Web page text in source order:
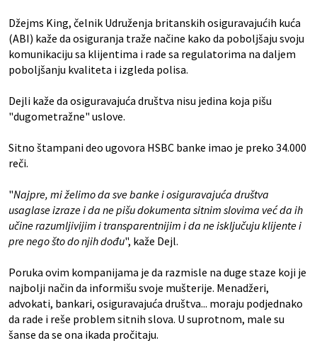
Džejms King, čelnik Udruženja britanskih osiguravajućih kuća
(ABI) kaže da osiguranja traže načine kako da poboljšaju svoju
komunikaciju sa klijentima i rade sa regulatorima na daljem
poboljšanju kvaliteta i izgleda polisa.
Dejli kaže da osiguravajuća društva nisu jedina koja pišu
"dugometražne" uslove.
Sitno štampani deo ugovora HSBC banke imao je preko 34.000
reči.
"Najpre, mi želimo da sve banke i osiguravajuća društva
usaglase izraze i da ne pišu dokumenta sitnim slovima već da ih
učine razumljivijim i transparentnijim i da ne isključuju klijente i
pre nego što do njih dođu", kaže Dejl.
Poruka ovim kompanijama je da razmisle na duge staze koji je
najbolji način da informišu svoje mušterije. Menadžeri,
advokati, bankari, osiguravajuća društva... moraju podjednako
da rade i reše problem sitnih slova. U suprotnom, male su
šanse da se ona ikada pročitaju.